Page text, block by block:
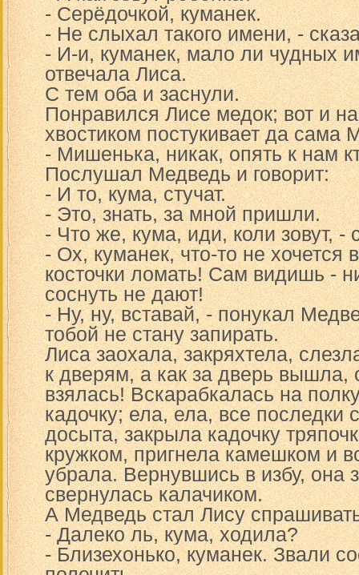
- Серёдочкой, куманек.
- Не слыхал такого имени, -
- И-и, куманек, мало ли чудных
отвечала Лиса.
С тем оба и заснули.
Понравился Лисе медок; вот и
хвостиком постукивает да сама
- Мишенька, никак, опять к нам
Послушал Медведь и говорит:
- И то, кума, стучат.
- Это, знать, за мной пришли.
- Что же, кума, иди, коли зовут, -
- Ох, куманек, что-то не хочется
косточки ломать! Сам видишь -
соснуть не дают!
- Ну, ну, вставай, - понукал
тобой не стану запирать.
Лиса заохала, закряхтела,
к дверям, а как за дверь вышла,
взялась! Вскарабкалась на
кадочку; ела, ела, все последки
досыта, закрыла кадочку
кружком, пригнела камешком и
убрала. Вернувшись в избу, она
свернулась калачиком.
А Медведь стал Лису
- Далеко ль, кума, ходила?
- Близехонько, куманек. Звали